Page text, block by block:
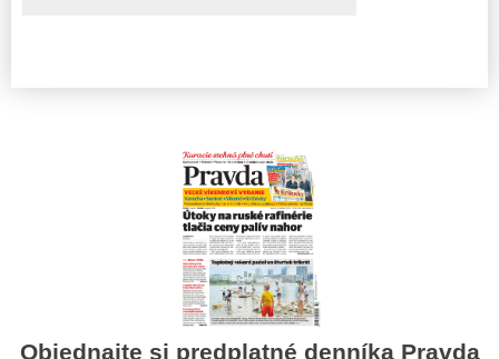
Objednajte si predplatné denníka Pravda